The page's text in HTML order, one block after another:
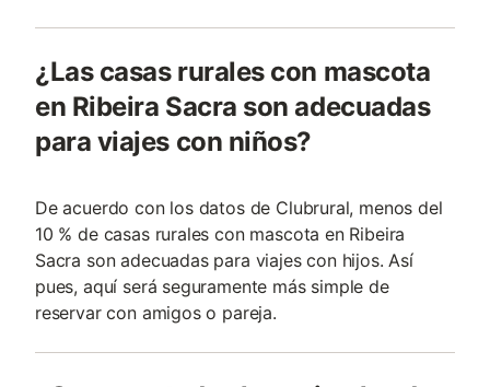
¿Las casas rurales con mascota
en Ribeira Sacra son adecuadas
para viajes con niños?
De acuerdo con los datos de Clubrural, menos del
10 % de casas rurales con mascota en Ribeira
Sacra son adecuadas para viajes con hijos. Así
pues, aquí será seguramente más simple de
reservar con amigos o pareja.